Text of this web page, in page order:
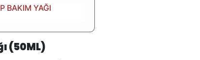
BAKIM YAĞI
(50ML)